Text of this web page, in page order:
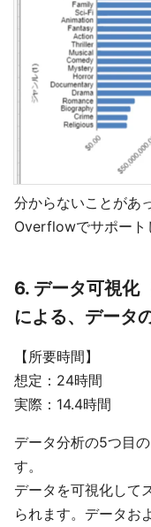
分からないことがあ
Overflowでサポート
6. データ可視化
による、データ
【所要時間】
想定：24時間
実際：14.4時間
データ分析の5つ目
す。
データを可視化して
られます。データお